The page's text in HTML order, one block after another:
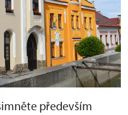
především